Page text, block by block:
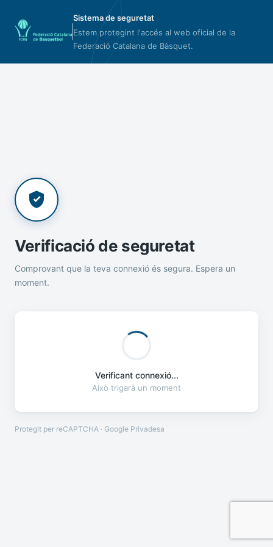
Sistema de seguretat
Estem protegint l'accés al web oficial de la
Federació Catalana de Bàsquet.
Verificació de seguretat
Comprovant que la teva connexió és segura. Espera un
moment.
Verificant connexió...
Això trigarà un moment
Protegit per reCAPTCHA · Google Privadesa